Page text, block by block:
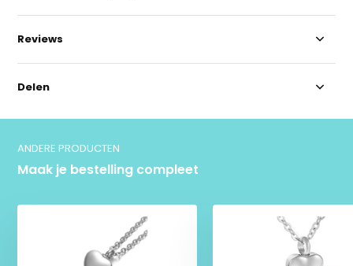
Reviews
Delen
ANDERE PRODUCTEN
Maak je bestelling compleet